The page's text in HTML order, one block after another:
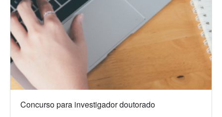
Concurso para investigador doutorado